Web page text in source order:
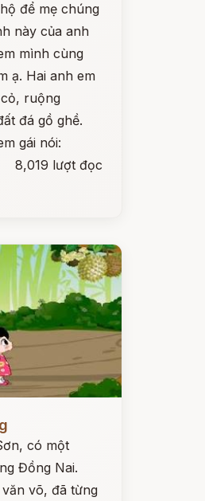
để mẹ chúng
này của anh
mình cùng
ạ. Hai anh em
ruộng
đá gồ ghề.
gái nói:
8,019 lượt đọc
có một
Đồng Nai.
võ, đã từng